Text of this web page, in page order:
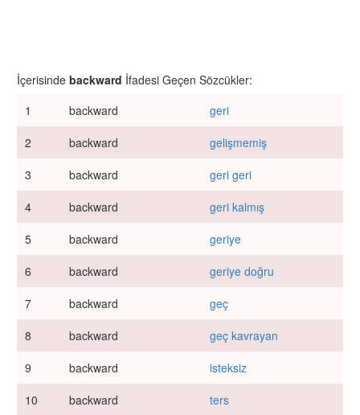
İçerisinde backward İfadesi Geçen Sözcükler:
1
backward
geri
2
backward
gelişmemiş
3
backward
geri geri
4
backward
geri kalmış
5
backward
geriye
6
backward
geriye doğru
7
backward
geç
8
backward
geç kavrayan
9
backward
isteksiz
10
backward ters